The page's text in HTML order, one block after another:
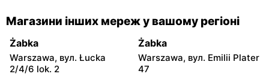
moje sklepy
Gorzyce, вул. Szkolna 44
moje sklepy
Grębów, вул. Wydrza 180
moje sklepy
Jadachy, вул. Jadachy 111
moje sklepy
Jeżowe, вул. Zalesie 77
Магазини інших мереж у вашому регіоні
Żabka
Warszawa, вул. Łucka
2/4/6 lok. 2
Żabka
Warszawa, вул. Emilii Plater
47